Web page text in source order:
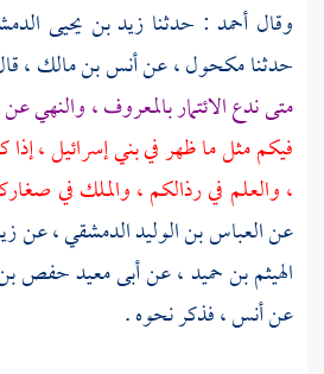
وقال أحمد : حدثنا زيد بن يحيى
حدثنامكحول ،عنأنس بن مالك ،
متى ندع الائتمار بالمعروف ، والنهي عن
فيكم مثل ما ظهر فيبني إسرائيل ،
، والعلم في رذالكم ، والملك في
عنالعباس بن الوليد الدمشقي ،عن
الهيثم بن حميد ،عنأبى معيد حفص
عنأنس ،فذكر نحوه .